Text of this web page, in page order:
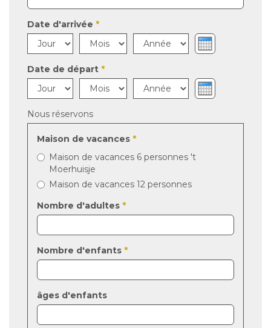
Date d'arrivée *
Jour
Mois Année
Date de départ *
Jour
Mois Année
Nous réservons
Maison de vacances *
Maison de vacances 6 personnes 't
Moerhuisje
Maison de vacances 12 personnes
Nombre d'adultes *
Nombre d'enfants *
âges d'enfants